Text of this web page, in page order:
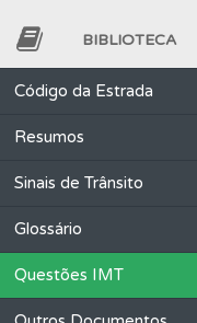
BIBLIOTECA
Código da Estrada
Resumos
Sinais de Trânsito
Glossário
Questões IMT